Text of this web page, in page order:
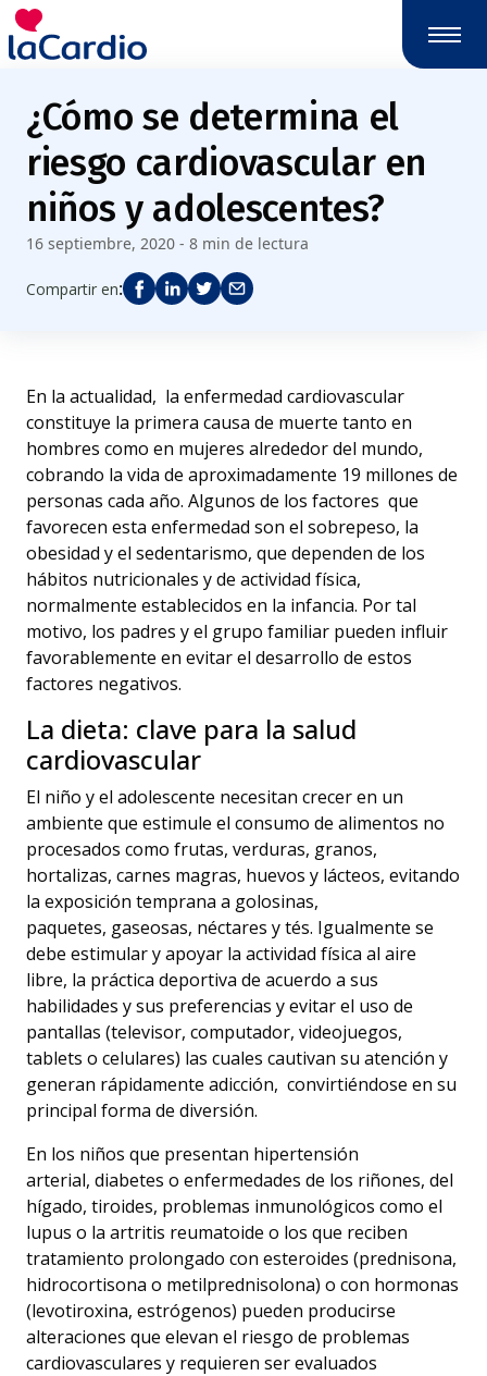
Nota:
este
sitio
incluye
sistema
accesibilidad.
Accesibilidad
¿Cómo se determina el
riesgo cardiovascular en
niños y adolescentes?
16 septiembre, 2020 - 8 min de lectura
Compartir en:
En la actualidad, la enfermedad cardiovascular
constituye la primera causa de muerte tanto en
hombres como en mujeres alrededor del mundo,
cobrando la vida de aproximadamente 19 millones de
personas cada año. Algunos de los factores que
favorecen esta enfermedad son el sobrepeso, la
obesidad y el sedentarismo, que dependen de los
hábitos nutricionales y de actividad física,
normalmente establecidos en la infancia. Portal
motivo, los padres y el grupo familiar pueden influir
favorablemente en evitar el desarrollo de estos
factores negativos.
La dieta: clave para la salud
cardiovascular
El niño y el adolescente necesitan crecer en un
ambiente que estimule el consumo de alimentos no
procesados como frutas, verduras, granos,
hortalizas, carnes magras, huevos y lácteos, evitando
la exposición temprana a golosinas,
paquetes, gaseosas, néctares ytés. Igualmente se
debe estimular y apoyar la actividad física al aire
libre, la práctica deportiva de acuerdo a sus
habilidades y sus preferencias y evitar el uso de
pantallas (televisor, computador, videojuegos,
tablets o celulares) las cuales cautivan su atención y
generan rápidamente adicción, convirtiéndose en su
principal forma de diversión.
En los niños que presentan hipertensión
arterial, diabetes o enfermedades de los riñones, del
hígado, tiroides, problemas inmunológicos como el
lupus o la artritis reumatoide o los que reciben
tratamiento prolongado con esteroides (prednisona,
hidrocortisona o metilprednisolona) o con hormonas
(levotiroxina, estrógenos) pueden producirse
alteraciones que elevan el riesgo de problemas
cardiovasculares y requieren ser evaluados